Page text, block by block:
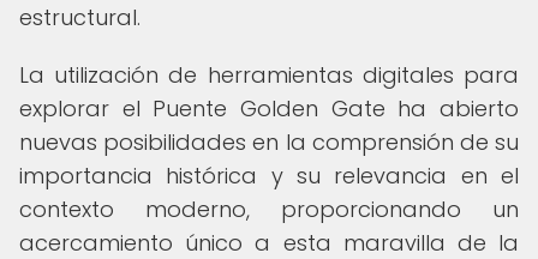
estructural.
La utilización de herramientas digitales para
explorar el Puente Golden Gate ha abierto
nuevas posibilidades en la comprensión de su
importancia histórica y su relevancia en el
contexto moderno, proporcionando un
acercamiento único a esta maravilla de la